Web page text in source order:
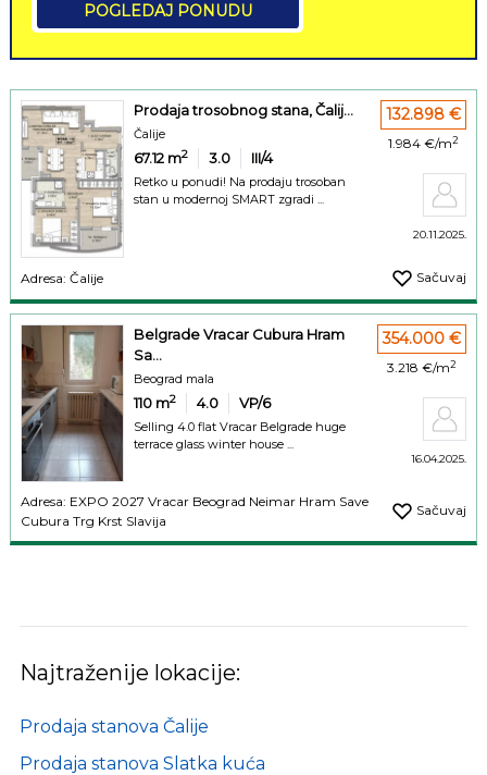
POGLEDAJ PONUDU
Prodaja trosobnog stana, Čalij...
Čalije
67.12 m2 3.0 III/4
Retko u ponudi! Na prodaju trosoban
stan u modernoj SMART zgradi ...
132.898 €
1.984 €/m2
20.11.2025.
Adresa: Čalije Sačuvaj
Belgrade Vracar Cubura Hram
Sa...
Beograd mala
110 m2 4.0 VP/6
Selling 4.0 flat Vracar Belgrade huge
terrace glass winter house ...
354.000 €
3.218 €/m2
16.04.2025.
Adresa: EXPO 2027 Vracar Beograd Neimar Hram Save
Cubura Trg Krst Slavija
Sačuvaj
Najtraženije lokacije:
Prodaja stanova Čalije
Prodaja stanova Slatka kuća